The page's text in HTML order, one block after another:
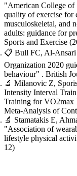
"American College of
quality of exercise for
musculoskeletal, and
adults: guidance for
Sports and Exercise
📋 Bull FC, Al-
Organization 2020
behaviour" . British
🔬 Milanovic Z,
Intensity Interval
Training for VO2max
Meta-Analysis of
🔬 Stamatakis E,
"Association of
lifestyle physical
12)